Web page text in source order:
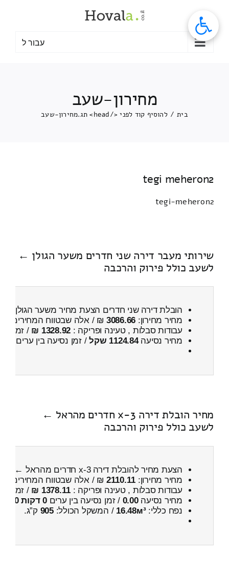
עבור ל
מחירון-שעב
בית / להוסיף קוד לפני </head> תג. מחירון-שעב
tegi meheron2
tegi-meheron2
שירותי מעבר דירה שני חדרים משער הגולן ←
לשעב כולל פירוק והרכבה
הובלת דירה שני חדרים הצעת מחיר משער הגולן
מחיר מחירון: 3086.66 ₪ / אלה שבטווח המחירים
עבודות סבלות , טעינה ופריקה : 1328.92 ₪ / זמן :
מחיר נסיעה1124.84 שקל / זמן נסיעה בין ערים
מחיר הובלת דירה 3-x חדרים מהראל ←
לשעב כולל פירוק והרכבה
הצעת מחיר להובלת דירה 3-x חדרים מהראל ← לשעב
מחיר מחירון: 2110.11 ₪ / אלה שבטווח המחירים
עבודות סבלות , טעינה ופריקה : 1378.11 ₪ / זמן :
מחיר נסיעה0.00 / זמן נסיעה בין ערים0 דקות 0 שניות
נפח כללי:16.48м³ / המשקל הכולל:905 ק”ג.